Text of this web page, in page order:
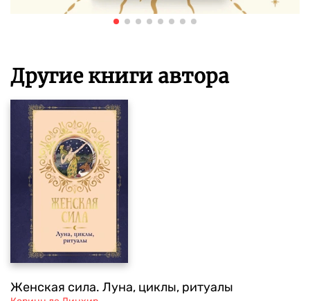
Другие книги автора
Женская сила. Луна, циклы, ритуалы